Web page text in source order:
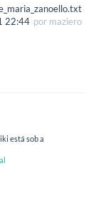
22:44 por maziero
está sob a